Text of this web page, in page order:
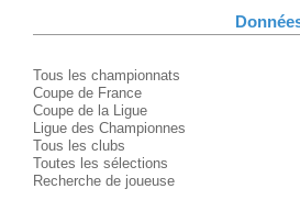
Tous les championnats
Coupe de France
Coupe de la Ligue
Ligue des Championnes
Tous les clubs
Toutes les sélections
Recherche de joueuse